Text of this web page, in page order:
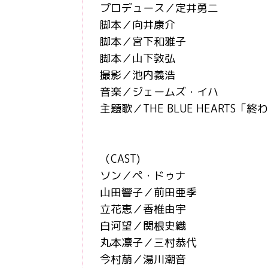
プロデュース／定井勇二
脚本／向井康介
脚本／宮下和雅子
脚本／山下敦弘
撮影／池内義浩
音楽／ジェームズ・イハ
主題歌／THE BLUE HEARTS「終
（CAST)
ソン／ペ・ドゥナ
山田響子／前田亜季
立花恵／香椎由宇
白河望／関根史織
丸本凛子／三村恭代
今村萠／湯川潮音